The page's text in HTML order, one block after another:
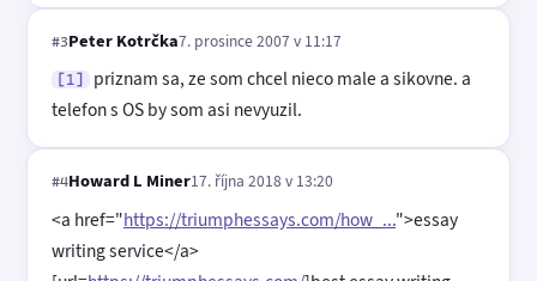
#3Peter Kotrčka7. prosince 2007 v 11:17
[1]
priznam sa, ze som chcel nieco male a sikovne. a
telefon s OS by som asi nevyuzil.
#4Howard L Miner17. října 2018 v 13:20
<a href="https://triumphessays.com/how_...">essay
writing service</a>